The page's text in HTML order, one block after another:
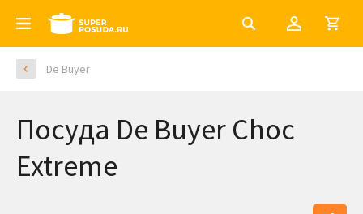
De Buyer
Посуда De Buyer Choc
Extreme